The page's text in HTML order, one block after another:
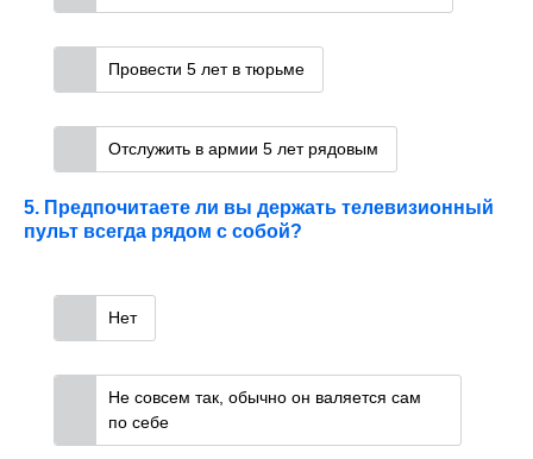
Провести 5 лет в тюрьме
Отслужить в армии 5 лет рядовым
5. Предпочитаете ли вы держать телевизионный
пульт всегда рядом с собой?
Нет
Не совсем так, обычно он валяется сам
по себе